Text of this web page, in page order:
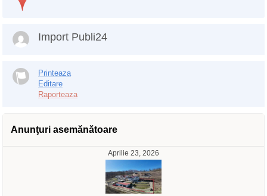
Import Publi24
Printeaza
Editare
Raporteaza
Anunţuri asemănătoare
Aprilie 23, 2026